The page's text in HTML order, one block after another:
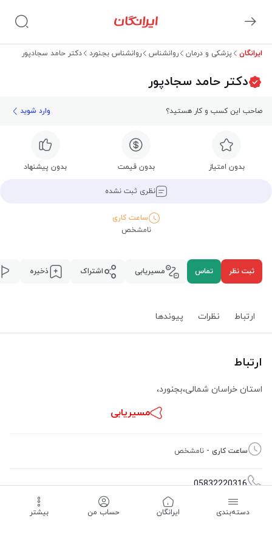
ایرانگان پزشکی و درمان روانشناس روانشناس بجنورد دکتر حامد سجادپور
دکتر حامد سجادپور
صاحب این کسب و کار هستید؟ وارد شوید
بدون امتیاز بدون قیمت بدون پیشنهاد
نظری ثبت نشده
ساعت کاری
نامشخص
ثبت نظر تماس مسیریابی اشتراک ذخیره
ارتباط نظرات پیوند‌ها
ارتباط
استان خراسان شمالی،بجنورد،
مسیریابی
ساعت کاری - نامشخص
05832220316
09105818255
دسته‌بندی ‌ایرانگان حساب من بیشتر